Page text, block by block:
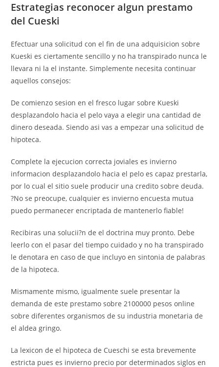
Estrategias reconocer algun prestamo
del Cueski
Efectuar una solicitud con el fin de una adquisicion sobre
Kueski es ciertamente sencillo y no ha transpirado nunca le
llevara ni la el instante. Simplemente necesita continuar
aquellos consejos:
De comienzo sesion en el fresco lugar sobre Kueski
desplazandolo hacia el pelo vaya a elegir una cantidad de
dinero deseada. Siendo asi­ vas a empezar una solicitud de
hipoteca.
Complete la ejecucion correcta joviales es invierno
informacion desplazandolo hacia el pelo es capaz prestarla,
por lo cual el sitio suele producir una credito sobre deuda.
?No se preocupe, cualquier es invierno encuesta mutua
puedo permanecer encriptada de mantenerlo fiable!
Recibiras una solucii?n de el doctrina muy pronto. Debe
leerlo con el pasar del tiempo cuidado y no ha transpirado
le denotara en caso de que incluyo en sintonia de palabras
de la hipoteca.
Mismamente mismo, igualmente suele presentar la
demanda de este prestamo sobre 2100000 pesos online
sobre diferentes organismos de su industria monetaria de
el aldea gringo.
La lexicon de el hipoteca de Cueschi se esta brevemente
estricta pues es invierno precio por determinados siglos en